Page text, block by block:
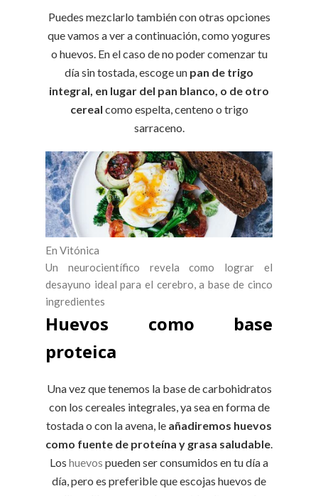
Puedes mezclarlo también con otras opciones
que vamos a ver a continuación, como yogures
o huevos. En el caso de no poder comenzar tu
día sin tostada, escoge un pan de trigo
integral, en lugar del pan blanco, o de otro
cereal como espelta, centeno o trigo
sarraceno.
En Vitónica
Un neurocientífico revela como lograr el
desayuno ideal para el cerebro, a base de cinco
ingredientes
Huevos como base
proteica
Una vez que tenemos la base de carbohidratos
con los cereales integrales, ya sea en forma de
tostada o con la avena, le añadiremos huevos
como fuente de proteína y grasa saludable.
Los huevos pueden ser consumidos en tu día a
día, pero es preferible que escojas huevos de